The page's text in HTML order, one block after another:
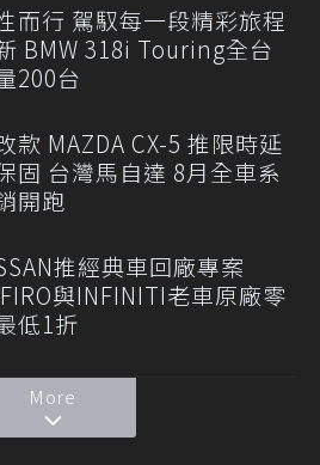
而行 駕馭每一段精彩旅程
BMW 318i Touring全台
200台
款 MAZDA CX-5 推限時延
固 台灣馬自達 8月全車系
開跑
推經典車回廠專案
與INFINITI老車原廠零
低1折
More